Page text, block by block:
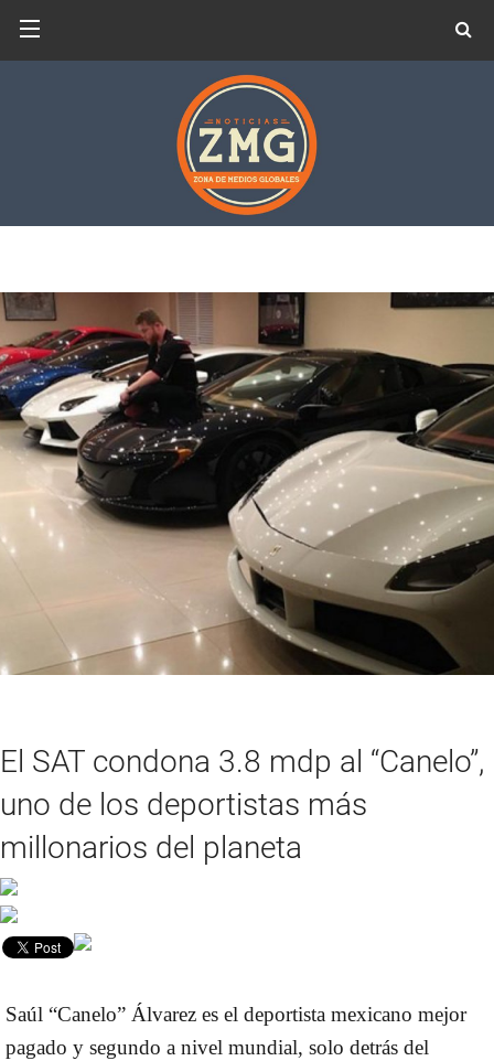
El SAT condona 3.8 mdp al “Canelo”,
uno de los deportistas más
millonarios del planeta
Saúl “Canelo” Álvarez es el deportista mexicano mejor
pagado y segundo a nivel mundial, solo detrás del